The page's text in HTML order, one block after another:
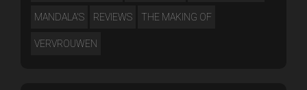
MANDALA'S REVIEWS THE MAKING OF
VERVROUWEN